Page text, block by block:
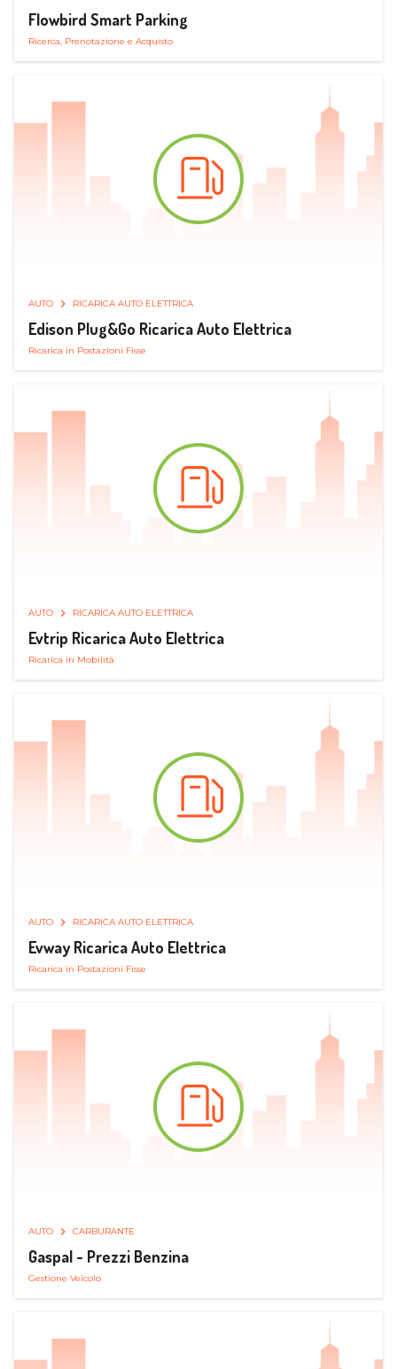
Flowbird Smart Parking
Ricerca, Prenotazione e Acquisto
AUTO RICARICA AUTO ELETTRICA
Edison Plug&Go Ricarica Auto Elettrica
Ricarica in Postazioni Fisse
AUTO RICARICA AUTO ELETTRICA
Evtrip Ricarica Auto Elettrica
Ricarica in Mobilità
AUTO RICARICA AUTO ELETTRICA
Evway Ricarica Auto Elettrica
Ricarica in Postazioni Fisse
AUTO CARBURANTE
Gaspal - Prezzi Benzina
Gestione Veicolo